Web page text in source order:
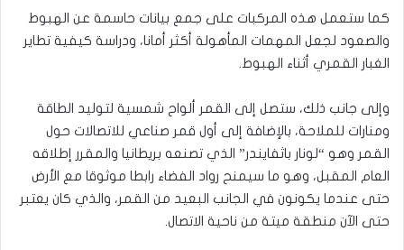
كما ستعمل هذه المركبات على جمع بيانات حاسمة عن الهبوط
والصعود لجعل المهمات المأهولة أكثر أمانا، ودراسة كيفية تطاير
الغبار القمري أثناء الهبوط.
وإلى جانب ذلك، ستصل إلى القمر ألواح شمسية لتوليد الطاقة
ومنارات للملاحة، بالإضافة إلى أول قمر صناعي للاتصالات حول
القمر وهو “لونار باثفايندر” الذي تصنعه بريطانيا والمقرر إطلاقه
العام المقبل، وهو ما سيمنح رواد الفضاء رابطا موثوقا مع الأرض
حتى عندما يكونون في الجانب البعيد من القمر، والذي كان يعتبر
حتى الآن منطقة ميتة من ناحية الاتصال.